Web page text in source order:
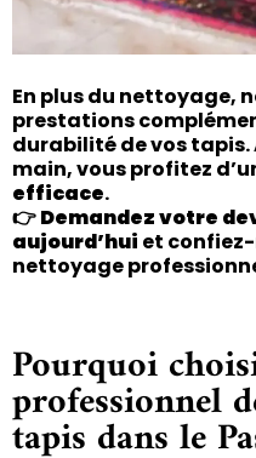
En plus du nettoyage,
prestations
durabilité de vos tapis.
main, vous profitez
efficace.
👉Demandez votre
aujourd’hui et
nettoyage
Pourquoi
professionnel
tapis dans le